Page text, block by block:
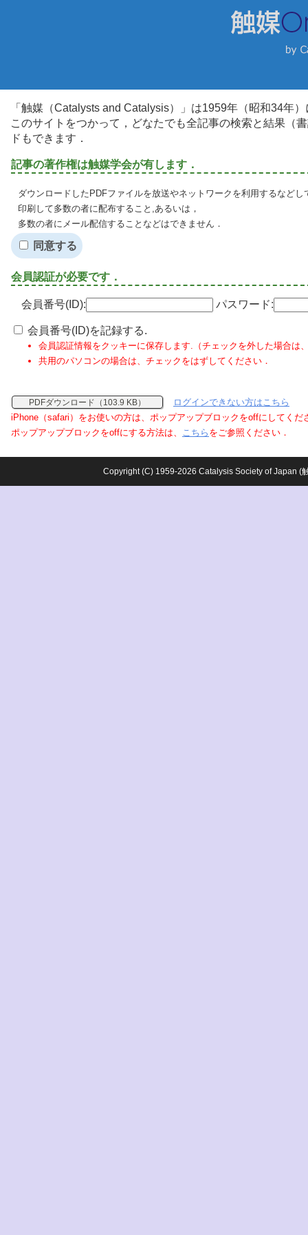
「触媒（Catalysts and Catalysis）」は1959年（昭和34年
このサイトをつかって，どなたでも全記事の検索と結果（
ドもできます．
記事の著作権は触媒学会が有します．
ダウンロードしたPDFファイルを放送やネットワークを利用するなど
印刷して多数の者に配布すること,あるいは，
多数の者にメール配信することなどはできません．
同意する
会員認証が必要です．
会員番号(ID): パスワード:
会員番号(ID)を記録する.
会員認証情報をクッキーに保存します.（チェックを外した場合は
共用のパソコンの場合は、チェックをはずしてください．
PDFダウンロード（103.9 KB）
ログインできない方はこちら
iPhone（safari）をお使いの方は、ポップアップブロックをoffにしてくだ
ポップアップブロックをoffにする方法は、 こちら をご参照ください．
Copyright (C) 1959-2026 Catalysis Society of Japan (